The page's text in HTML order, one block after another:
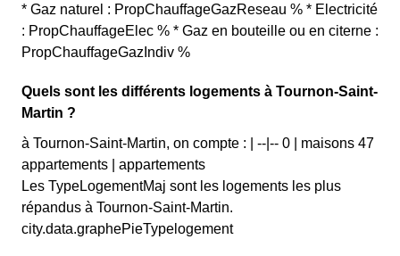
* Gaz naturel : PropChauffageGazReseau % * Electricité
: PropChauffageElec % * Gaz en bouteille ou en citerne :
PropChauffageGazIndiv %
Quels sont les différents logements à Tournon-Saint-
Martin ?
à Tournon-Saint-Martin, on compte : | --|-- 0 | maisons 47
appartements | appartements
Les TypeLogementMaj sont les logements les plus
répandus à Tournon-Saint-Martin.
city.data.graphePieTypelogement